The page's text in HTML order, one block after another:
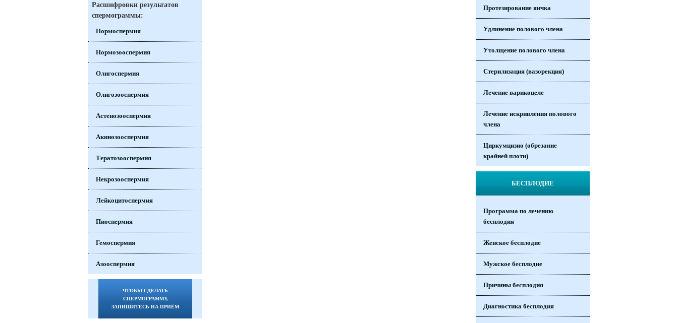
Расшифровки результатов
спермограммы:
Нормоспермия
Нормозооспермия
Олигоспермия
Олигозооспермия
Астенозооспермия
Акинозооспермия
Тератозооспермия
Некрозооспермия
Лейкоцитоспермия
Пиоспермия
Гемоспермия
Азооспермия
ЧТОБЫ СДЕЛАТЬ
СПЕРМОГРАММУ,
ЗАПИШИТЕСЬ НА ПРИЁМ
Протезирование яичка
Удлинение полового члена
Утолщение полового члена
Стерилизация (вазорекция)
Лечение варикоцеле
Лечение искривления полового
члена
Циркумцизио (обрезание
крайней плоти)
БЕСПЛОДИЕ
Программа по лечению
бесплодия
Женское бесплодие
Мужское бесплодие
Причины бесплодия
Диагностика бесплодия